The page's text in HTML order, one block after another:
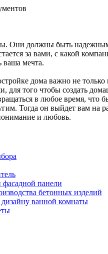
Они должны быть
за вами, с какой
ваша мечта.
дома важно не только
для того чтобы создать
в любое время, что
Тогда он выйдет вам на
и любовь.
панели
бетонных изделий
ванной комнаты